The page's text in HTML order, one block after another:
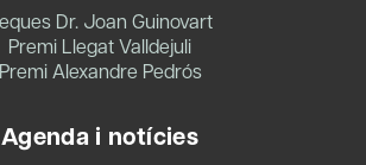
Dr. Joan Guinovart
Premi Llegat Valldejuli
Premi Alexandre Pedrós
Agenda i notícies